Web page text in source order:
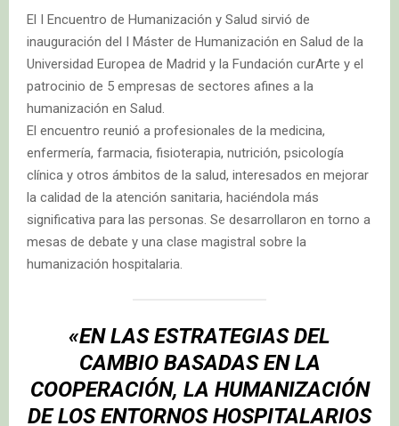
El I Encuentro de Humanización y Salud sirvió de
inauguración del I Máster de Humanización en Salud de la
Universidad Europea de Madrid y la Fundación curArte y el
patrocinio de 5 empresas de sectores afines a la
humanización en Salud.
El encuentro reunió a profesionales de la medicina,
enfermería, farmacia, fisioterapia, nutrición, psicología
clínica y otros ámbitos de la salud, interesados en mejorar
la calidad de la atención sanitaria, haciéndola más
significativa para las personas. Se desarrollaron en torno a
mesas de debate y una clase magistral sobre la
humanización hospitalaria.
«EN LAS ESTRATEGIAS DEL
CAMBIO BASADAS EN LA
COOPERACIÓN, LA HUMANIZACIÓN
DE LOS ENTORNOS HOSPITALARIOS